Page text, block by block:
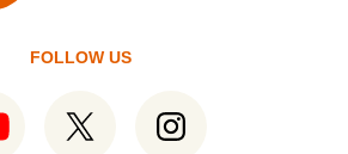
FOLLOW US